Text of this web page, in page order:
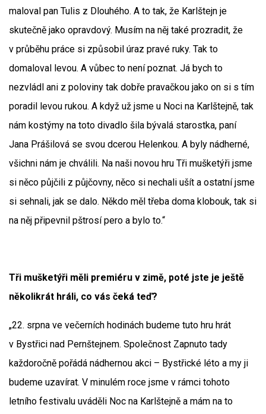
maloval pan Tulis z Dlouhého. A to tak, že Karlštejn je
skutečně jako opravdový. Musím na něj také prozradit, že
v průběhu práce si způsobil úraz pravé ruky. Tak to
domaloval levou. A vůbec to není poznat. Já bych to
nezvládl ani z poloviny tak dobře pravačkou jako on si s tím
poradil levou rukou. A když už jsme u Noci na Karlštejně, tak
nám kostýmy na toto divadlo šila bývalá starostka, paní
Jana Prášilová se svou dcerou Helenkou. A byly nádherné,
všichni nám je chválili. Na naši novou hru Tři mušketýři jsme
si něco půjčili z půjčovny, něco si nechali ušít a ostatní jsme
si sehnali, jak se dalo. Někdo měl třeba doma klobouk, tak si
na něj připevnil pštrosí pero a bylo to.“
Tři mušketýři měli premiéru v zimě, poté jste je ještě
několikrát hráli, co vás čeká teď?
„22. srpna ve večerních hodinách budeme tuto hru hrát
v Bystřici nad Pernštejnem. Společnost Zapnuto tady
každoročně pořádá nádhernou akci – Bystřické léto a my ji
budeme uzavírat. V minulém roce jsme v rámci tohoto
letního festivalu uváděli Noc na Karlštejně a mám na to